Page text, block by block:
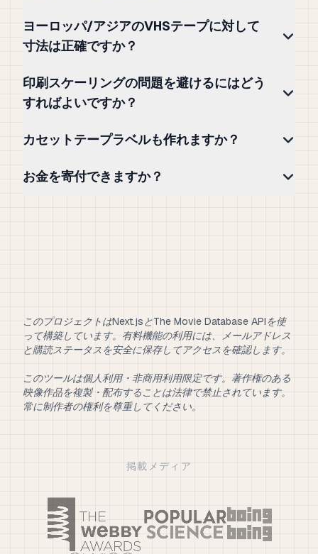
ヨーロッパ/アジアのVHSテープに対して
寸法は正確ですか？
印刷スケーリングの問題を避けるにはどう
すればよいですか？
カセットテープラベルも作れますか？
お金を寄付できますか？
このプロジェクトはNext.jsとThe Movie Database APIを使
って構築しています。有料機能の利用には、メールアドレス
と購読ステータスを安全に保存してアクセスを確認します。
このツールは個人利用・非商用利用限定です。著作権のある
映像作品を複製・配布することは法律で禁止されています。
常に制作者の権利を尊重してください。
掲載メディア